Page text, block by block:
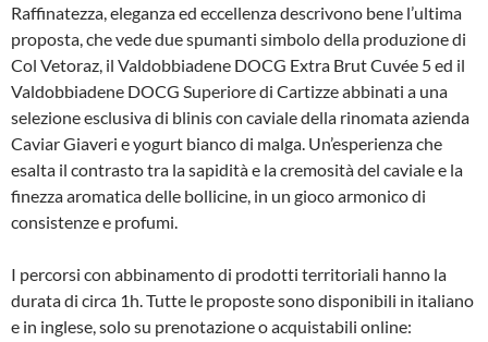
Raffinatezza, eleganza ed eccellenza descrivono bene l’ultima
proposta, che vede due spumanti simbolo della produzione di
Col Vetoraz, il Valdobbiadene DOCG Extra Brut Cuvée 5 ed il
Valdobbiadene DOCG Superiore di Cartizze abbinati a una
selezione esclusiva di blinis con caviale della rinomata azienda
Caviar Giaveri e yogurt bianco di malga. Un’esperienza che
esalta il contrasto tra la sapidità e la cremosità del caviale e la
finezza aromatica delle bollicine, in un gioco armonico di
consistenze e profumi.
I percorsi con abbinamento di prodotti territoriali hanno la
durata di circa 1h. Tutte le proposte sono disponibili in italiano
e in inglese, solo su prenotazione o acquistabili online: